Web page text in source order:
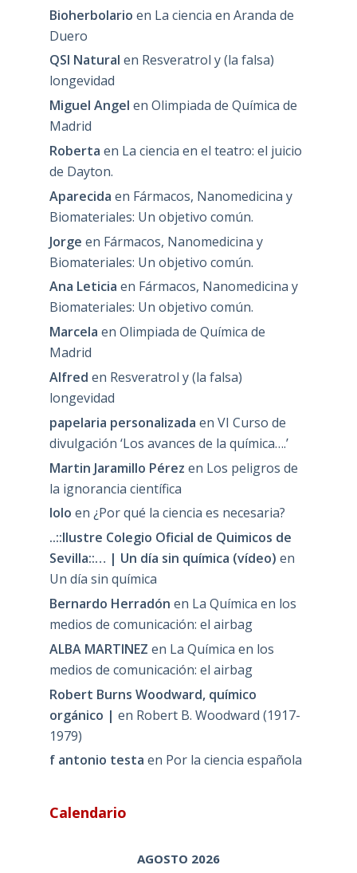
Bioherbolario en La ciencia en Aranda de
Duero
QSI Natural en Resveratrol y (la falsa)
longevidad
Miguel Angel en Olimpiada de Química de
Madrid
Roberta en La ciencia en el teatro: el juicio
de Dayton.
Aparecida en Fármacos, Nanomedicina y
Biomateriales: Un objetivo común.
Jorge en Fármacos, Nanomedicina y
Biomateriales: Un objetivo común.
Ana Leticia en Fármacos, Nanomedicina y
Biomateriales: Un objetivo común.
Marcela en Olimpiada de Química de
Madrid
Alfred en Resveratrol y (la falsa)
longevidad
papelaria personalizada en VI Curso de
divulgación ‘Los avances de la química….’
Martin Jaramillo Pérez en Los peligros de
la ignorancia científica
lolo en ¿Por qué la ciencia es necesaria?
..::Ilustre Colegio Oficial de Quimicos de
Sevilla::… | Un día sin química (vídeo) en
Un día sin química
Bernardo Herradón en La Química en los
medios de comunicación: el airbag
ALBA MARTINEZ en La Química en los
medios de comunicación: el airbag
Robert Burns Woodward, químico
orgánico | en Robert B. Woodward (1917-
1979)
f antonio testa en Por la ciencia española
Calendario
AGOSTO 2026